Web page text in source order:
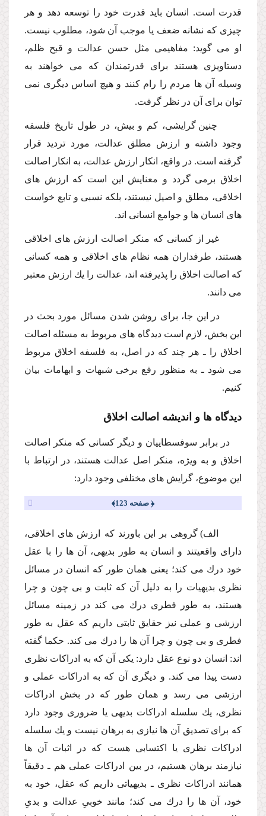
قدرت است. انسان باید قدرت خود را توسعه دهد و هر
چیزى كه نشانه ضعف یا موجب آن شود، مطلوب نیست.
او مى گوید: مفاهیمى مثل حسن عدالت و قبح ظلم،
دستاویزى هستند براى قدرتمندان كه مى خواهند به
وسیله آن ها مردم را رام كنند و هیچ اساس دیگرى نمى
توان براى آن در نظر گرفت.
چنین گرایشى، كم و بیش، در طول تاریخ فلسفه
وجود داشته و ارزش مطلق عدالت، مورد تردید قرار
گرفته است. در واقع، انكار ارزش عدالت، به انكار اصالت
اخلاق برمى گردد و معنایش این است كه ارزش هاى
اخلاقى، مطلق و اصیل نیستند، بلكه نسبى و تابع خواست
هاى انسان ها و جوامع انسانى اند.
غیر از كسانى كه منكر اصالت ارزش هاى اخلاقى
هستند، طرفداران همه نظام هاى اخلاقى و همه كسانى
كه اصالت اخلاق را پذیرفته اند، عدالت را یك ارزش معتبر
مى دانند.
در این جا، براى روشن شدن مسائل مورد بحث در
این بخش، لازم است دیدگاه هاى مربوط به مسئله اصالت
اخلاق را ـ هر چند كه در اصل، به فلسفه
اخلاق مربوط
مى شود ـ به منظور رفع برخى شبهات و ابهامات بیان
كنیم.
دیدگاه ها و اندیشه اصالت اخلاق
در برابر سوفسطاییان و دیگر كسانى كه منكر اصالت
اخلاق و به ویژه، منكر اصل عدالت هستند، در ارتباط با
این موضوع، گرایش هاى مختلفى وجود دارد:
﴿ صفحه 123﴾
الف) گروهى بر این باورند كه ارزش هاى اخلاقى،
داراى واقعیتند و انسان به طور بدیهى، آن ها را با عقل
خود درك مى كند؛ یعنى همان طور كه انسان در مسائل
نظرى بدیهیات را به دلیل آن كه ثابت و بى چون و چرا
هستند، به طور فطرى درك مى كند در زمینه مسائل
ارزشى و عملى نیز حقایق ثابتى داریم كه عقل به طور
فطرى و بى چون و چرا آن ها را درك مى كند. حكما گفته
اند: انسان دو نوع عقل دارد: یكى آن كه به ادراكات نظرى
دست پیدا مى كند. و دیگرى آن كه به ادراكات عملى و
ارزشى مى رسد و همان طور كه در بخش ادراكات
نظرى، یك سلسله ادراكات بدیهى یا ضرورى وجود دارد
كه براى تصدیق آن ها نیازى به برهان نیست و یك سلسله
ادراكات نظرى یا اكتسابى هست كه در اثبات آن ها
نیازمند برهان هستیم، در بین ادراكات عملى هم ـ دقیقاً
همانند ادراكات نظرى ـ بدیهیاتى داریم كه عقل، خود به
خود، آن ها را درك مى كند؛ مانند خوبىِ عدالت و بدىِ